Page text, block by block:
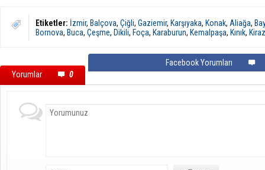
Etiketler: İzmir, Balçova, Çiğli, Gaziemir, Karşıyaka, Konak, Aliağa,
Bornova, Buca, Çeşme, Dikili, Foça, Karaburun, Kemalpaşa, Kınık, Kiraz
Yorumlar 0
Facebook Yorumları